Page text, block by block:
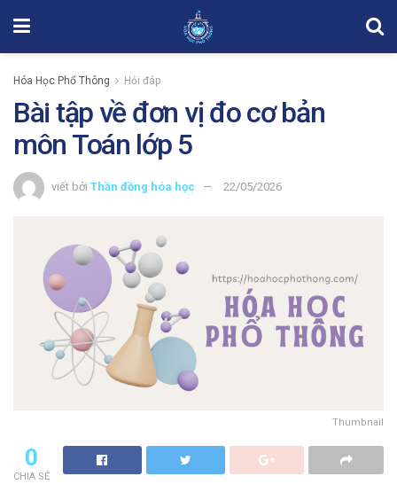
Hóa Học Phổ Thông Hỏi đáp
Bài tập về đơn vị đo cơ bản
môn Toán lớp 5
viết bởi Thần đồng hóa học 22/05/2026
Thumbnail
0
CHIA SẺ